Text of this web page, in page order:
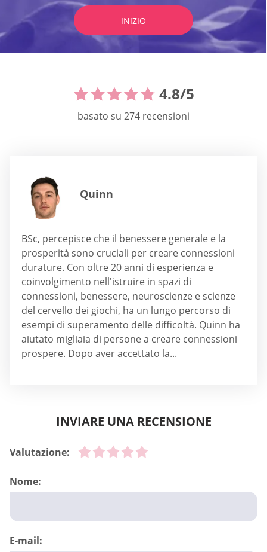
INIZIO
4.8/5
basato su 274 recensioni
Quinn
BSc, percepisce che il benessere generale e la
prosperità sono cruciali per creare connessioni
durature. Con oltre 20 anni di esperienza e
coinvolgimento nell'istruire in spazi di
connessioni, benessere, neuroscienze e scienze
del cervello dei giochi, ha un lungo percorso di
esempi di superamento delle difficoltà. Quinn ha
aiutato migliaia di persone a creare connessioni
prospere. Dopo aver accettato la...
INVIARE UNA RECENSIONE
Valutazione:
Nome:
E-mail: